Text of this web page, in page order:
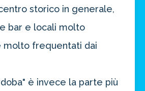
storico in generale,
bar e locali molto
molto frequentati dai
è invece la parte più